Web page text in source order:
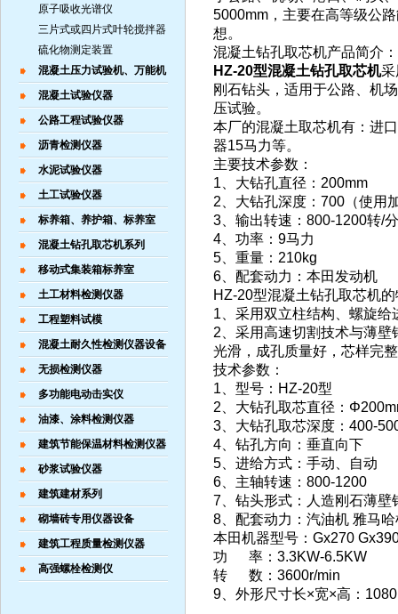
原子吸收光谱仪
三片式或四片式叶轮搅拌器
硫化物测定装置
混凝土压力试验机、万能机
混凝土试验仪器
公路工程试验仪器
沥青检测仪器
水泥试验仪器
土工试验仪器
标养箱、养护箱、标养室
混凝土钻孔取芯机系列
移动式集装箱标养室
土工材料检测仪器
工程塑料试模
混凝土耐久性检测仪器设备
无损检测仪器
多功能电动击实仪
油漆、涂料检测仪器
建筑节能保温材料检测仪器
砂浆试验仪器
建筑建材系列
砌墙砖专用仪器设备
建筑工程质量检测仪器
高强螺栓检测仪
5000mm，主要在高等级公
想。
混凝土钻孔取芯机产品简介：
HZ-20型混凝土钻孔取芯机采
刚石钻头，适用于公路、机
压试验。
本厂的混凝土取芯机有：进
器15马力等。
主要技术参数：
1、大钻孔直径：200mm
2、大钻孔深度：700（使用
3、输出转速：800-1200转/分
4、功率：9马力
5、重量：210kg
6、配套动力：本田发动机
HZ-20型混凝土钻孔取芯机
1、采用双立柱结构、螺旋
2、采用高速切割技术与薄
光滑，成孔质量好，芯样完
技术参
1、型号：HZ-20型
2、大钻孔取芯直径：
3、大钻孔取芯深度：400-
4、钻孔方向：垂直向下
5、进给方式：手动、自动
6、主轴转速：800-1200
7、钻头形式：人造刚石薄壁
8、配套动力：汽油机 雅马
本田机器型号：Gx270
功 率：3.3KW-6.5KW
转 数：3600r/min
9、外形尺寸长×宽×高：